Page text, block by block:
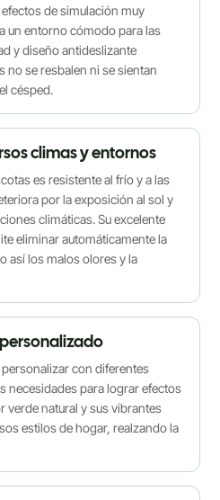
de simulación muy
un entorno cómodo para las
y diseño antideslizante
no se resbalen ni se sientan
césped.
climas y entornos
es resistente al frío y a las
por la exposición al sol y
climáticas. Su excelente
eliminar automáticamente la
así los malos olores y la
con diferentes
necesidades para lograr efectos
verde natural y sus vibrantes
estilos de hogar, realzando la